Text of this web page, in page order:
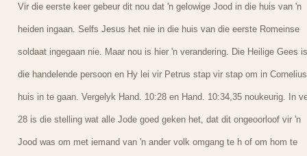
Vir die eerste keer gebeur dit nou dat 'n gelowige Jood in die huis van 'n
heiden ingaan. Selfs Jesus het nie in die huis van die eerste Romeinse
soldaat ingegaan nie. Maar nou is hier 'n verandering. Die Heilige Gees is
die handelende persoon en Hy lei vir Petrus stap vir stap om in
huis in te gaan. Vergelyk Hand. 10:28 en Hand. 10:34,35 noukeurig. In
28 is die stelling wat alle Jode goed geken het, dat dit ongeoorloof vir 'n
Jood was om met iemand van 'n ander volk omgang te h of om hom te